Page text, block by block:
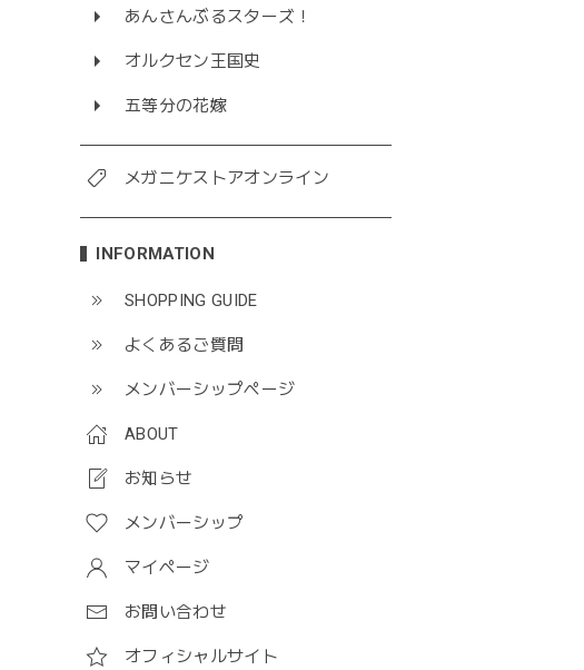
あんさんぶるスターズ！
オルクセン王国史
五等分の花嫁
メガニケストアオンライン
INFORMATION
SHOPPING GUIDE
よくあるご質問
メンバーシップページ
ABOUT
お知らせ
メンバーシップ
マイページ
お問い合わせ
オフィシャルサイト